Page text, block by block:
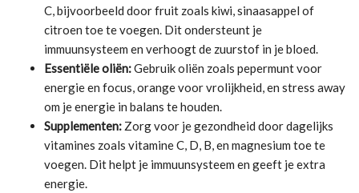
C, bijvoorbeeld door fruit zoals kiwi, sinaasappel of
citroen toe te voegen. Dit ondersteunt je
immuunsysteem en verhoogt de zuurstof in je bloed.
Essentiële oliën:Gebruik oliën zoals pepermunt voor
energie en focus, orange voor vrolijkheid, en stress away
om je energie in balans te houden.
Supplementen: Zorg voor je gezondheid door dagelijks
vitamines zoals vitamine C, D, B, en magnesium toe te
voegen. Dit helpt je immuunsysteem en geeft je extra
energie.